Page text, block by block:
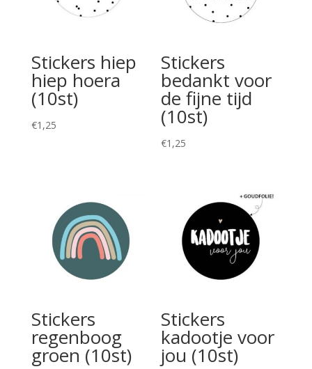
Stickers hiep
hiep hoera
(10st)
€1,25
Stickers
bedankt voor
de fijne tijd
(10st)
€1,25
Stickers
regenboog
groen (10st)
Stickers
kadootje voor
jou (10st)